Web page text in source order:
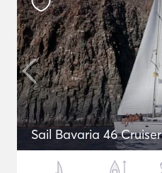
Sail Bavaria 46 Cruiser